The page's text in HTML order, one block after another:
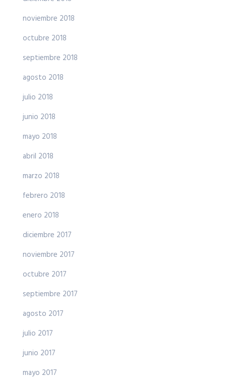
noviembre 2018
octubre 2018
septiembre 2018
agosto 2018
julio 2018
junio 2018
mayo 2018
abril 2018
marzo 2018
febrero 2018
enero 2018
diciembre 2017
noviembre 2017
octubre 2017
septiembre 2017
agosto 2017
julio 2017
junio 2017
mayo 2017